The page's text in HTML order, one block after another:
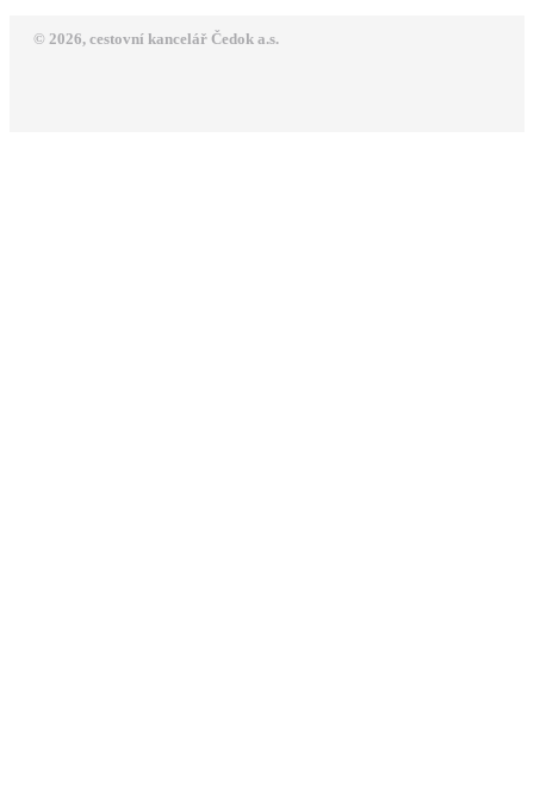
© 2026, cestovní kancelář Čedok a.s.